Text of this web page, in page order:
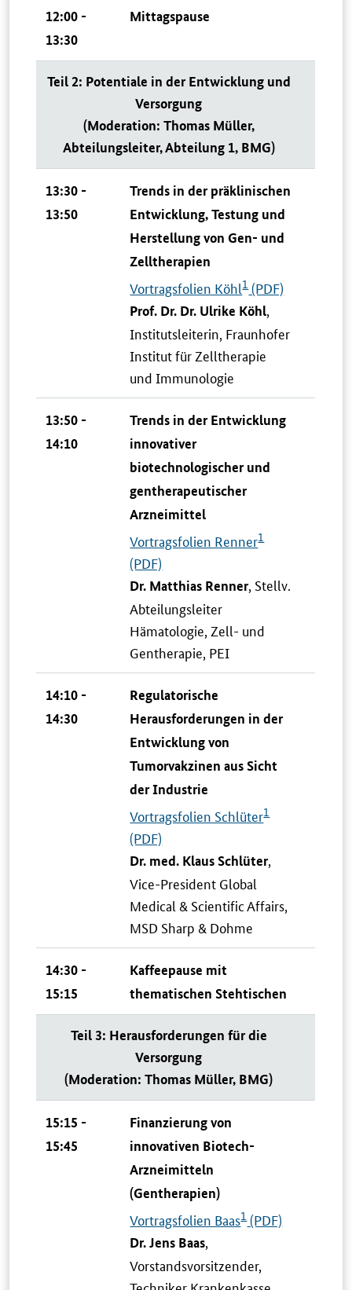
12:00 -
13:30
Mittagspause
Teil 2: Potentiale in der Entwicklung und
Versorgung
(Moderation: Thomas Müller,
Abteilungsleiter, Abteilung 1, BMG)
13:30 -
13:50
Trends in der präklinischen
Entwicklung, Testung und
Herstellung von Gen- und
Zelltherapien
Vortragsfolien Köhl1(PDF)
Prof. Dr. Dr. Ulrike Köhl,
Institutsleiterin, Fraunhofer
Institut für Zelltherapie
und Immunologie
13:50 -
14:10
Trends in der Entwicklung
innovativer
biotechnologischer und
gentherapeutischer
Arzneimittel
Vortragsfolien Renner1
(PDF)
Dr. Matthias Renner, Stellv.
Abteilungsleiter
Hämatologie, Zell- und
Gentherapie, PEI
14:10 -
14:30
Regulatorische
Herausforderungen in der
Entwicklung von
Tumorvakzinen aus Sicht
der Industrie
Vortragsfolien Schlüter1
(PDF)
Dr. med. Klaus Schlüter,
Vice-President Global
Medical & Scientific Affairs,
MSD Sharp & Dohme
14:30 -
15:15
Kaffeepause mit
thematischen Stehtischen
Teil 3: Herausforderungen für die
Versorgung
(Moderation: Thomas Müller, BMG)
15:15 -
15:45
Finanzierung von
innovativen Biotech-
Arzneimitteln
(Gentherapien)
Vortragsfolien Baas1(PDF)
Dr. Jens Baas,
Vorstandsvorsitzender,